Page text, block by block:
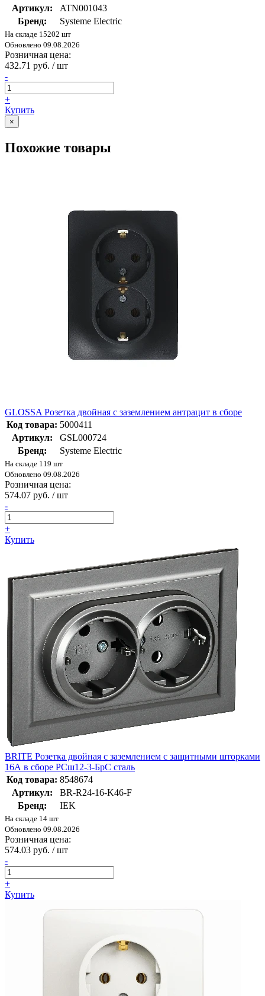
Артикул:
ATN001043
Бренд:
Systeme Electric
На складе 15202 шт
Обновлено 09.08.2026
Розничная цена:
432.71 руб. / шт
-
+
Купить
×
Похожие товары
GLOSSA Розетка двойная с заземлением антрацит в сборе
Код товара: 5000411
Артикул:
GSL000724
Бренд:
Systeme Electric
На складе 119 шт
Обновлено 09.08.2026
Розничная цена:
574.07 руб. / шт
-
+
Купить
BRITE Розетка двойная с заземлением с защитными шторками
16А в сборе РСш12-3-БрС сталь
Код товара: 8548674
Артикул:
BR-R24-16-K46-F
Бренд:
IEK
На складе 14 шт
Обновлено 09.08.2026
Розничная цена:
574.03 руб. / шт
-
+
Купить